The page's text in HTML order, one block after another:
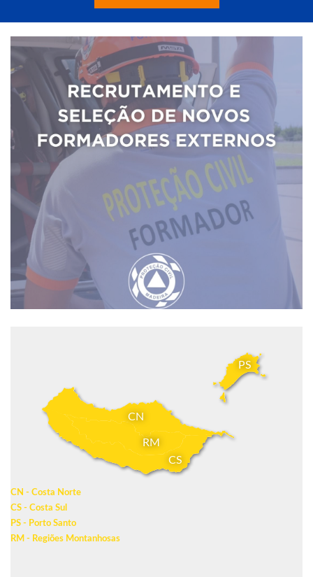
CN
CS
PS
RM
CN - Costa Norte
CS - Costa Sul
PS - Porto Santo
RM - Regiões Montanhosas